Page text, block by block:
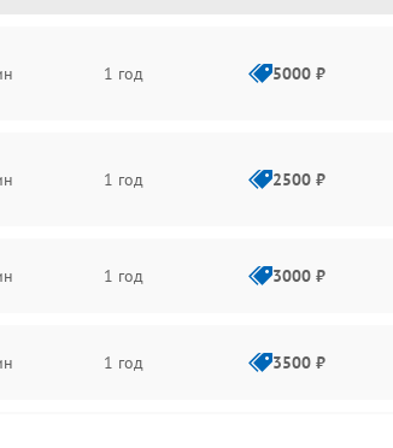
1 год 5000 ₽
1 год 2500 ₽
1 год 3000 ₽
1 год 3500 ₽